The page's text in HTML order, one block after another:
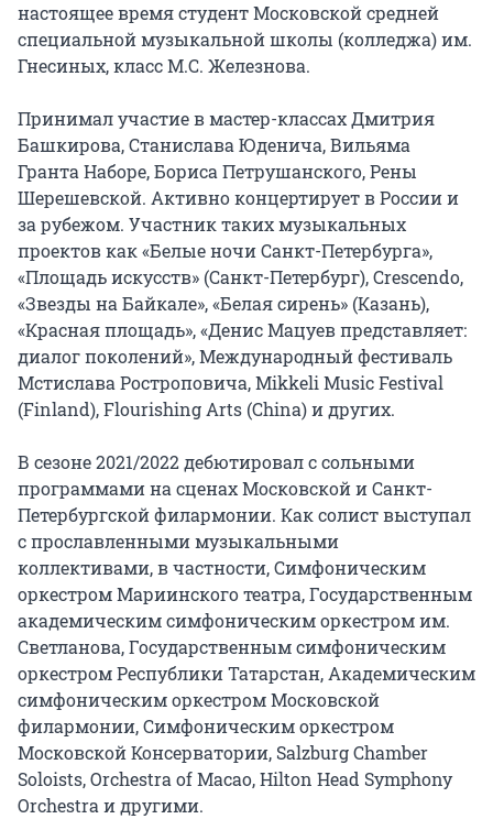
настоящее время студент Московской средней
специальной музыкальной школы (колледжа) им.
Гнесиных, класс М.С. Железнова.
Принимал участие в мастер-классах Дмитрия
Башкирова, Станислава Юденича, Вильяма
Гранта Наборе, Бориса Петрушанского, Рены
Шерешевской. Активно концертирует в России и
за рубежом. Участник таких музыкальных
проектов как «Белые ночи Санкт-Петербурга»,
«Площадь искусств» (Санкт-Петербург), Crescendo,
«Звезды на Байкале», «Белая сирень» (Казань),
«Красная площадь», «Денис Мацуев представляет:
диалог поколений», Международный фестиваль
Мстислава Ростроповича, Mikkeli Music Festival
(Finland), Flourishing Arts (China) и других.
В сезоне 2021/2022 дебютировал с сольными
программами на сценах Московской и Санкт-
Петербургской филармонии. Как солист выступал
с прославленными музыкальными
коллективами, в частности, Симфоническим
оркестром Мариинского театра, Государственным
академическим симфоническим оркестром им.
Светланова, Государственным симфоническим
оркестром Республики Татарстан, Академическим
симфоническим оркестром Московской
филармонии, Симфоническим оркестром
Московской Консерватории, Salzburg Chamber
Soloists, Orchestra of Macao, Hilton Head Symphony
Orchestra и другими.